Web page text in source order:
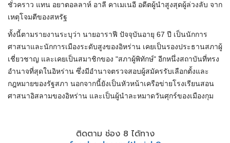
ชั่วคราว แทน อยาตอลลาห์ อาลี คาเมเนอี อดีตผู้นำสูงสุดผู้ล่วงลับ จาก
เหตุโจมตีของสหรัฐ
ทั้งนี้ตามรายงานระบุว่า นายอาราฟี ปัจจุบันอายุ 67 ปี เป็นนักการ
ศาสนาและนักการเมืองระดับสูงของอิหร่าน เคยเป็นรองประธานสภาผู้
เชี่ยวชาญ และเคยเป็นสมาชิกของ "สภาผู้พิทักษ์" อีกหนึ่งสถาบันที่ทรง
อำนาจที่สุดในอิหร่าน ซึ่งมีอำนาจตรวจสอบผู้สมัครรับเลือกตั้งและ
กฎหมายของรัฐสภา นอกจากนี้ยังเป็นหัวหน้าเครือข่ายโรงเรียนสอน
ศาสนาอิสลามของอิหร่าน และเป็นผู้นำละหมาดวันศุกร์ของเมืองกุม
ติดตาม ช่อง 8 ได้ทาง